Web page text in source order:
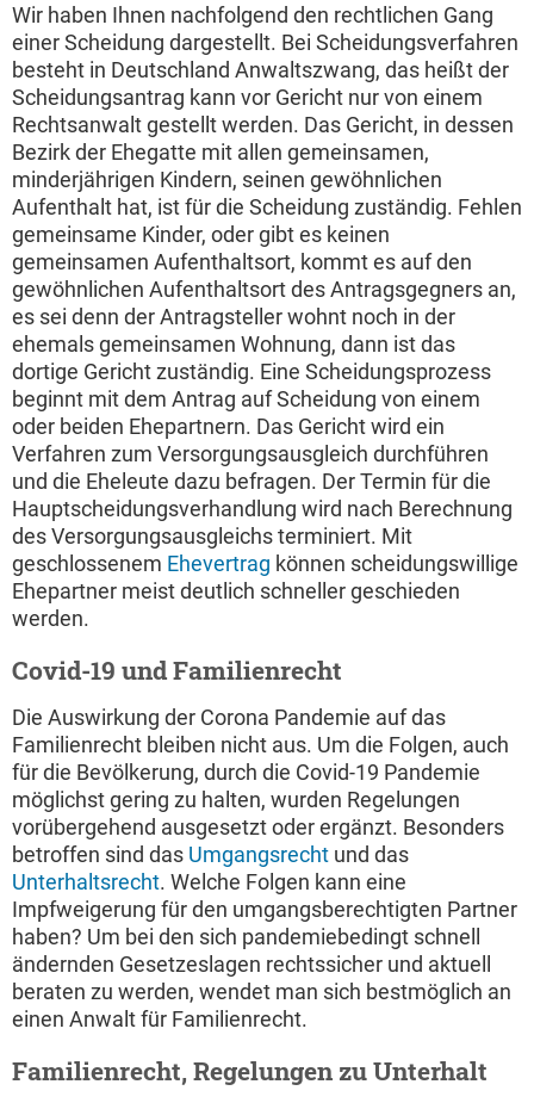
Wir haben Ihnen nachfolgend den rechtlichen Gang
einer Scheidung dargestellt. Bei Scheidungsverfahren
besteht in Deutschland Anwaltszwang, das heißt der
Scheidungsantrag kann vor Gericht nur von einem
Rechtsanwalt gestellt werden. Das Gericht, in dessen
Bezirk der Ehegatte mit allen gemeinsamen,
minderjährigen Kindern, seinen gewöhnlichen
Aufenthalt hat, ist für die Scheidung zuständig. Fehlen
gemeinsame Kinder, oder gibt es keinen
gemeinsamen Aufenthaltsort, kommt es auf den
gewöhnlichen Aufenthaltsort des Antragsgegners an,
es sei denn der Antragsteller wohnt noch in der
ehemals gemeinsamen Wohnung, dann ist das
dortige Gericht zuständig. Eine Scheidungsprozess
beginnt mit dem Antrag auf Scheidung von einem
oder beiden Ehepartnern. Das Gericht wird ein
Verfahren zum Versorgungsausgleich durchführen
und die Eheleute dazu befragen. Der Termin für die
Hauptscheidungsverhandlung wird nach Berechnung
des Versorgungsausgleichs terminiert. Mit
geschlossenem Ehevertrag können scheidungswillige
Ehepartner meist deutlich schneller geschieden
werden.
Covid-19 und Familienrecht
Die Auswirkung der Corona Pandemie auf das
Familienrecht bleiben nicht aus. Um die Folgen, auch
für die Bevölkerung, durch die Covid-19 Pandemie
möglichst gering zu halten, wurden Regelungen
vorübergehend ausgesetzt oder ergänzt. Besonders
betroffen sind das Umgangsrecht und das
Unterhaltsrecht. Welche Folgen kann eine
Impfweigerung für den umgangsberechtigten Partner
haben? Um bei den sich pandemiebedingt schnell
ändernden Gesetzeslagen rechtssicher und aktuell
beraten zu werden, wendet man sich bestmöglich an
einen Anwalt für Familienrecht.
Familienrecht, Regelungen zu Unterhalt